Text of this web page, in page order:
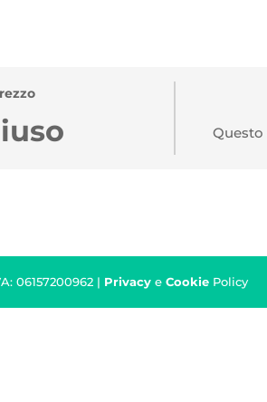
06157200962 | Privacy eCookie Policy